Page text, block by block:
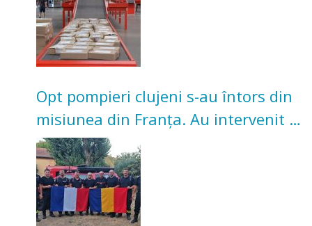
Opt pompieri clujeni s-au întors din
misiunea din Franța. Au intervenit la
incendii de vegetație și pădure